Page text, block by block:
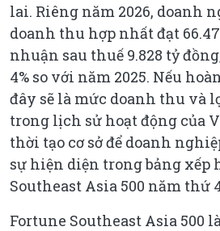
lai. Riêng năm 2026, doanh
doanh thu hợp nhất đạt
nhuận sau thuế 9.828 tỷ
4% so với năm 2025. Nếu
đây sẽ là mức doanh thu và
trong lịch sử hoạt động của
thời tạo cơ sở để doanh
sự hiện diện trong bảng xếp
Southeast Asia 500 năm thứ
Fortune Southeast Asia 500